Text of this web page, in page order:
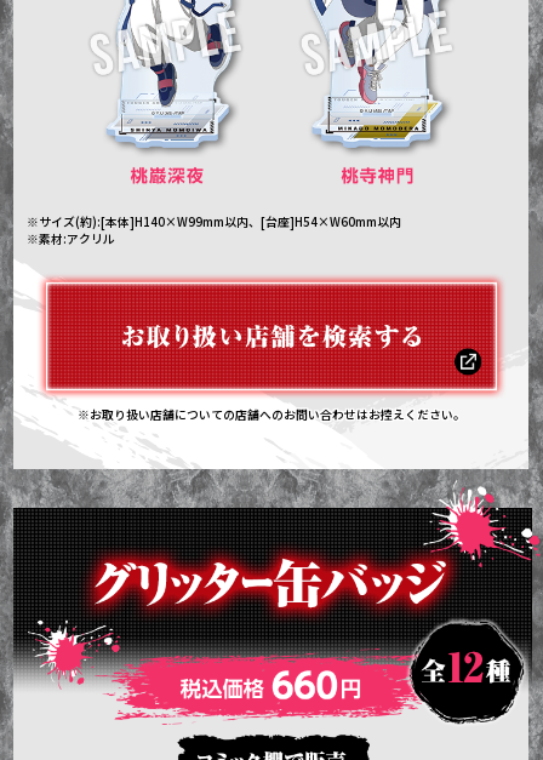
※サイズ(約):[本体]H140×W99mm以内、[台座]H54×W60mm以内
※素材:アクリル
※お取り扱い店舗についての店舗へのお問い合わせはお控えください。